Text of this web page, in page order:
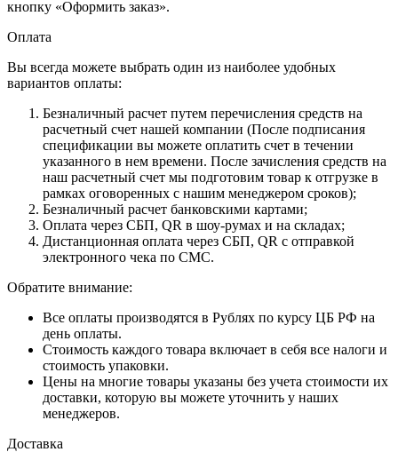
кнопку «Оформить заказ».
Оплата
Вы всегда можете выбрать один из наиболее удобных
вариантов оплаты:
Безналичный расчет путем перечисления средств на
расчетный счет нашей компании (После подписания
спецификации вы можете оплатить счет в течении
указанного в нем времени. После зачисления средств на
наш расчетный счет мы подготовим товар к отгрузке в
рамках оговоренных с нашим менеджером сроков);
Безналичный расчет банковскими картами;
Оплата через СБП, QR в шоу-румах и на складах;
Дистанционная оплата через СБП, QR с отправкой
электронного чека по СМС.
Обратите внимание:
Все оплаты производятся в Рублях по курсу ЦБ РФ на
день оплаты.
Стоимость каждого товара включает в себя все налоги и
стоимость упаковки.
Цены на многие товары указаны без учета стоимости их
доставки, которую вы можете уточнить у наших
менеджеров.
Доставка